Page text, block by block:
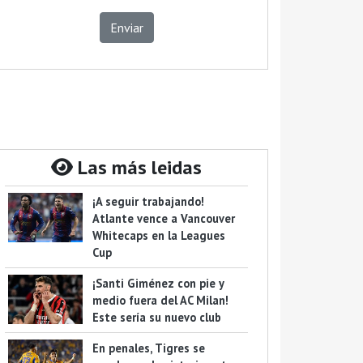
Enviar
Las más leidas
¡A seguir trabajando!
Atlante vence a Vancouver
Whitecaps en la Leagues
Cup
¡Santi Giménez con pie y
medio fuera del AC Milan!
Este sería su nuevo club
En penales, Tigres se